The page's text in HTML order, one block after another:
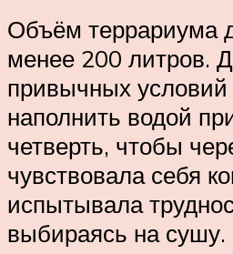
Объём террариума
менее 200 литров.
привычных условий
наполнить водой
четверть, чтобы
чувствовала себя
испытывала
выбираясь на сушу.